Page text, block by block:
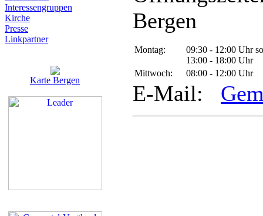
Interessen­gruppen
Kirche
Presse
Linkpartner
Karte Bergen
Bergen
Montag:
09:30 - 12:00 Uhr
13:00 - 18:00 Uhr
Mittwoch:
08:00 - 12:00 Uhr
E-Mail: